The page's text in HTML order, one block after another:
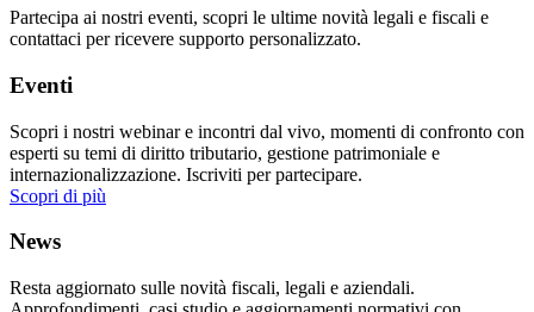
Partecipa ai nostri eventi, scopri le ultime novità legali e fiscali e
contattaci per ricevere supporto personalizzato.
Eventi
Scopri i nostri webinar e incontri dal vivo, momenti di confronto con
esperti su temi di diritto tributario, gestione patrimoniale e
internazionalizzazione. Iscriviti per partecipare.
Scopri di più
News
Resta aggiornato sulle novità fiscali, legali e aziendali.